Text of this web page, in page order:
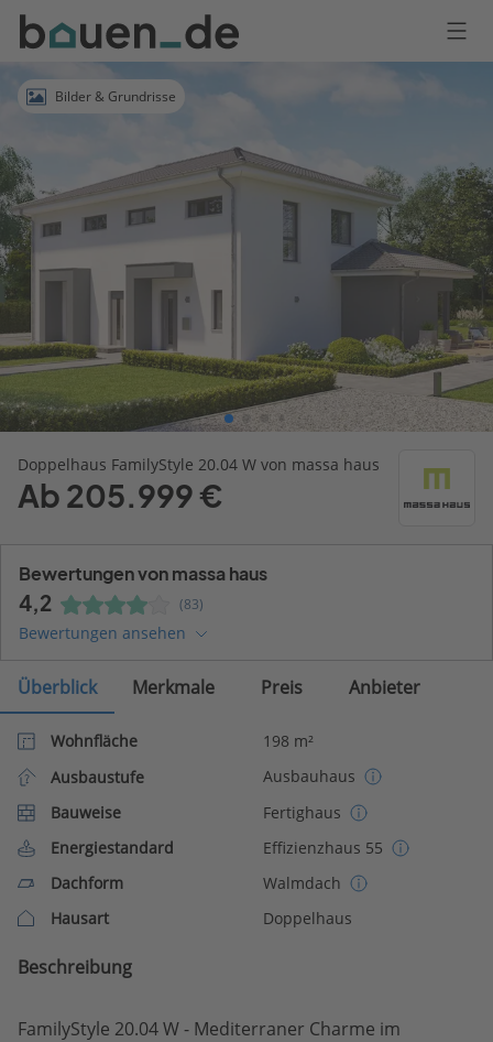
Bauen
Logo
AnmeldenBilder & Grundrisse
Doppelhaus FamilyStyle 20.04 W von massa haus
Ab 205.999 €
Bewertungen von massa haus
4,2 (83)
Bewertungen ansehen
Überblick Merkmale Preis Anbieter
Wohnfläche
198 m²
Ausbaustufe
Ausbauhaus
Bauweise
Fertighaus
Energiestandard
Effizienzhaus 55
Dachform
Walmdach
Hausart
Doppelhaus
Beschreibung
FamilyStyle 20.04 W - Mediterraner Charme im